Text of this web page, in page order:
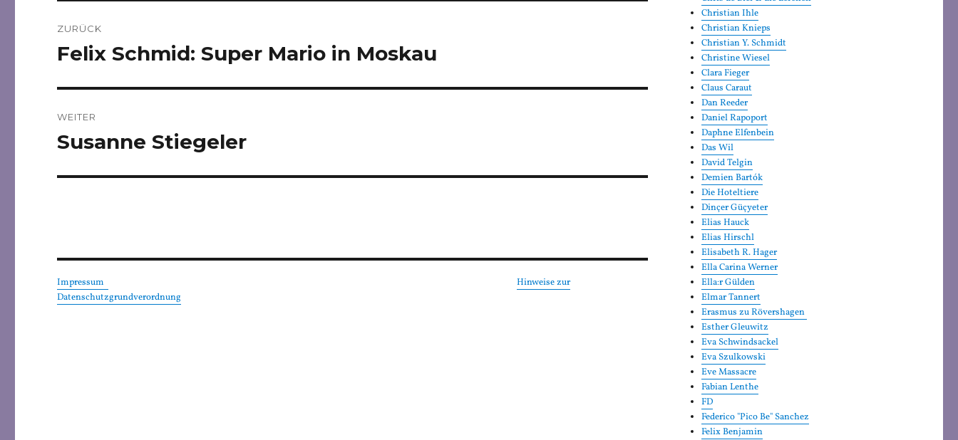
ZURÜCK
Vorheriger
Felix Schmid: Super Mario in Moskau
WEITER
Nächster
Susanne Stiegeler
Impressum
Hinweise zur
Datenschutzgrundverordnung
Christian Ihle
Christian Knieps
Christian Y. Schmidt
Christine Wiesel
Clara Fieger
Claus Caraut
Dan Reeder
Daniel Rapoport
Daphne Elfenbein
Das Wil
David Telgin
Demien Bartók
Die Hoteltiere
Dinçer Güçyeter
Elias Hauck
Elias Hirschl
Elisabeth R. Hager
Ella Carina Werner
Ella:r Gülden
Elmar Tannert
Erasmus zu Rövershagen
Esther Gleuwitz
Eva Schwindsackel
Eva Szulkowski
Eve Massacre
Fabian Lenthe
FD
Federico "Pico Be" Sanchez
Felix Benjamin